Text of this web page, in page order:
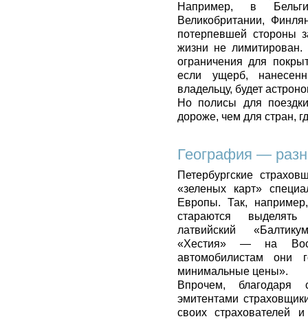
Например, в
Великобритании,
потерпевшей стороны
жизни не
ограничения для
если ущерб,
владельцу, будет
Но полисы для
дороже, чем для стран,
География —
Петербургские
«зеленых карт»
Европы. Так,
стараются выделять
латвийский
«Хестия» — на
автомобилистам они
минимальные цены».
Впрочем, благодаря
эмитентами
своих страхователей